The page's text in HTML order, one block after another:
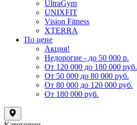
UltraGym
UNIXFIT
Vision Fitness
XTERRA
По цене
Акция!
Недорогие - до 50 000 р.
От 120 000 до 180 000 руб.
От 50 000 до 80 000 руб.
От 80 000 до 120 000 руб.
От 180 000 руб.